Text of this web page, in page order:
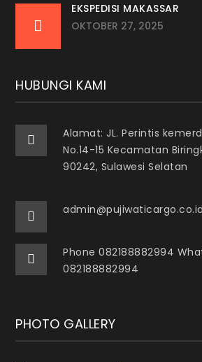
EKSPEDISI MAKASSAR
OKTOBER 27, 2025
HUBUNGI KAMI
Alamat: JL. Perintis
No.14-15 Kecamatan
90242, Sulawesi Selatan
admin@pujiwaticargo.co.id
Phone 082188882994
082188882994
PHOTO GALLERY